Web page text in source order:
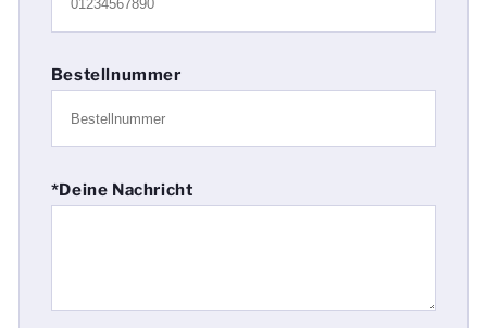
Bestellnummer
*Deine Nachricht